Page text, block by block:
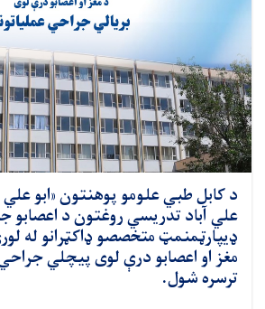
د کابل طبي علومو پوهنتون «ابو علي
علي آباد تدریسي روغتون د اعصابو
ډيپارټمنمټ متخصصو ډاکټرانو له
مغز او اعصابو درې لوی پيچلي جراحي
ترسره شول.